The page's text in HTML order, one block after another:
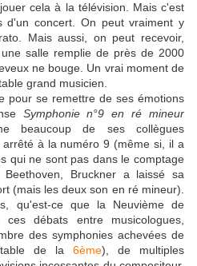
cela à la télévision. Mais c'est
d'un concert. On peut vraiment y
Mais aussi, on peut recevoir,
salle remplie de près de 2000
ne bouge. Un vrai moment de
grand musicien.
pour se remettre de ses émotions
Symphonie n°9 en ré mineur
beaucoup de ses collègues
à la numéro 9 (même si, il a
qui ne sont pas dans le comptage
Bruckner a laissé sa
(mais les deux son en ré mineur).
qu'est-ce que la Neuvième de
débats entre musicologues,
des symphonies achevées de
de la 6ème), de multiples